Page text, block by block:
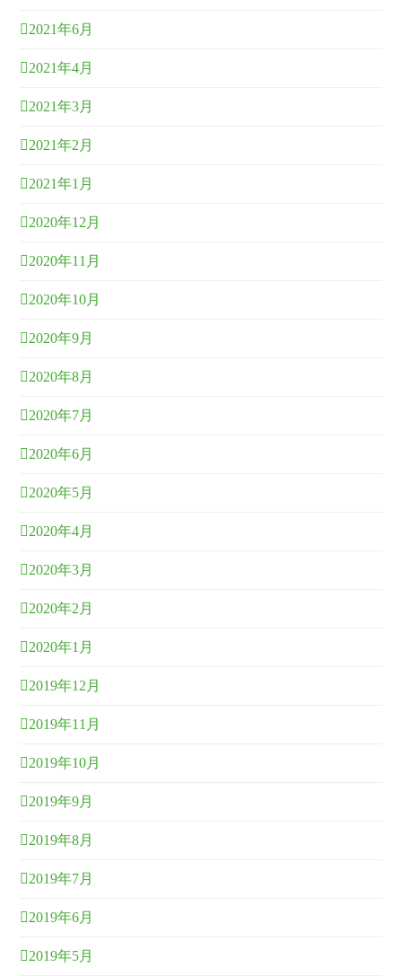
2021年6月
2021年4月
2021年3月
2021年2月
2021年1月
2020年12月
2020年11月
2020年10月
2020年9月
2020年8月
2020年7月
2020年6月
2020年5月
2020年4月
2020年3月
2020年2月
2020年1月
2019年12月
2019年11月
2019年10月
2019年9月
2019年8月
2019年7月
2019年6月
2019年5月